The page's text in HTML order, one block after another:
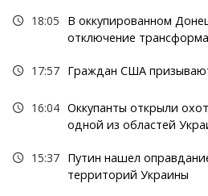
18:05
В оккупированном
отключение
17:57 Граждан США
16:04 Оккупанты открыли
одной из областей
15:37 Путин нашел
территорий Украины